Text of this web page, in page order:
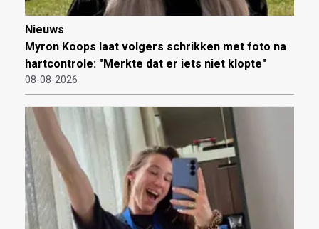
Nieuws
Myron Koops laat volgers schrikken met foto na
hartcontrole: "Merkte dat er iets niet klopte"
08-08-2026